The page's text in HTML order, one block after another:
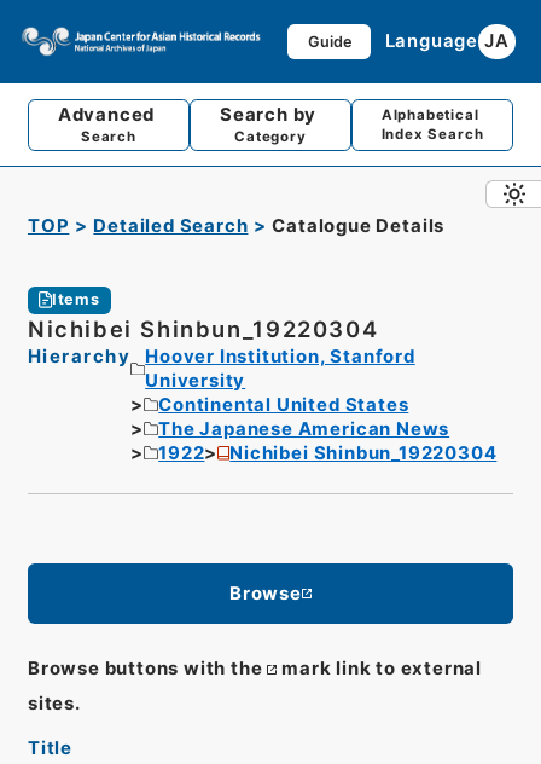
Guide Language JA
Advanced
Search
Search by
Category
Alphabetical
Index Search
TOP Detailed Search Catalogue Details
Items
Nichibei Shinbun_19220304
Hierarchy
Hoover Institution, Stanford
University
Continental United States
The Japanese American News
1922
Nichibei Shinbun_19220304
Browse
Browse buttons with the
mark link to external
sites.
Title